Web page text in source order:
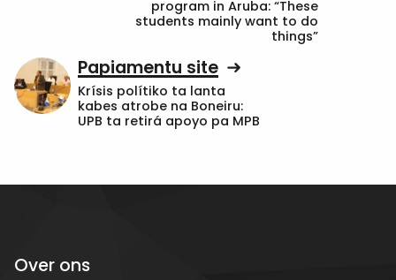
program in Aruba: “These
students mainly want to do
things”
Papiamentu site
Krísis polítiko ta lanta
kabes atrobe na Boneiru:
UPB ta retirá apoyo pa MPB
Over ons